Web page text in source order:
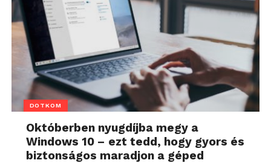
DOTKOM
Októberben nyugdíjba megy a
Windows 10 – ezt tedd, hogy gyors és
biztonságos maradjon a géped